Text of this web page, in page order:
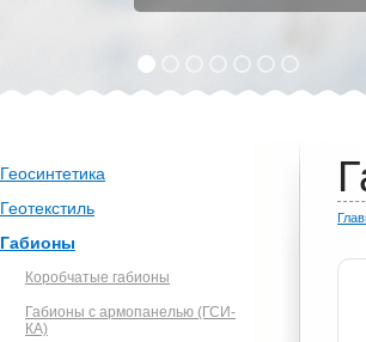
Геосинтетика
Геотекстиль
Габионы
Коробчатые габионы
Габионы с армопанелью (ГСИ-
КА)